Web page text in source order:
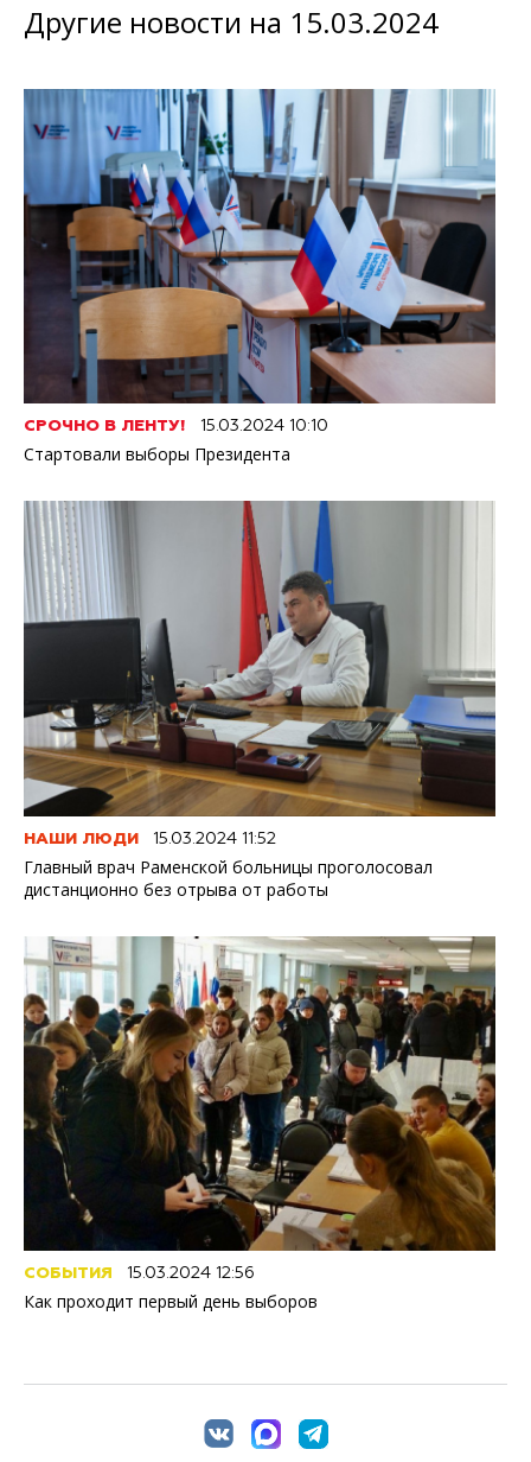
Другие новости на 15.03.2024
СРОЧНО В ЛЕНТУ! 15.03.2024 10:10
Стартовали выборы Президента
НАШИ ЛЮДИ 15.03.2024 11:52
Главный врач Раменской больницы проголосовал
дистанционно без отрыва от работы
СОБЫТИЯ 15.03.2024 12:56
Как проходит первый день выборов